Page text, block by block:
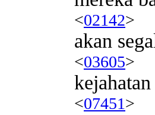
<02142>
akan
<03605>
kejahatan
<07451>